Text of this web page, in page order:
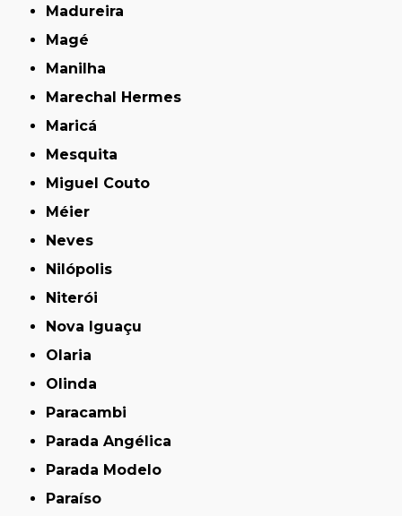
Madureira
Magé
Manilha
Marechal Hermes
Maricá
Mesquita
Miguel Couto
Méier
Neves
Nilópolis
Niterói
Nova Iguaçu
Olaria
Olinda
Paracambi
Parada Angélica
Parada Modelo
Paraíso